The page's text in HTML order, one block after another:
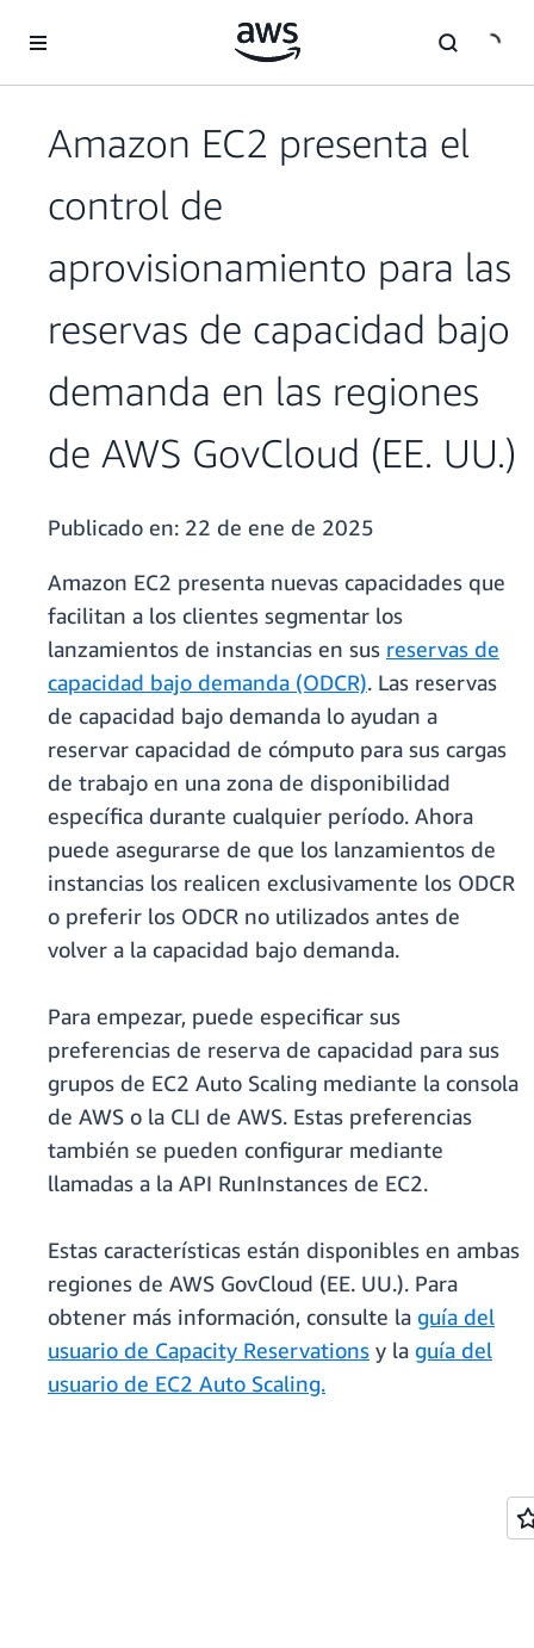
Amazon EC2 presenta el
control de
aprovisionamiento para las
reservas de capacidad bajo
demanda en las regiones
de AWS GovCloud (EE. UU.)
Publicado en: 22 de ene de 2025
Amazon EC2 presenta nuevas capacidades que
facilitan a los clientes segmentar los
lanzamientos de instancias en sus reservas de
capacidad bajo demanda (ODCR). Las reservas
de capacidad bajo demanda lo ayudan a
reservar capacidad de cómputo para sus cargas
de trabajo en una zona de disponibilidad
específica durante cualquier período. Ahora
puede asegurarse de que los lanzamientos de
instancias los realicen exclusivamente los ODCR
o preferir los ODCR no utilizados antes de
volver a la capacidad bajo demanda.
Para empezar, puede especificar sus
preferencias de reserva de capacidad para sus
grupos de EC2 Auto Scaling mediante la consola
de AWS o la CLI de AWS. Estas preferencias
también se pueden configurar mediante
llamadas a la API RunInstances de EC2.
Estas características están disponibles en ambas
regiones de AWS GovCloud (EE. UU.). Para
obtener más información, consulte la guía del
usuario de Capacity Reservations y la guía del
usuario de EC2 Auto Scaling.